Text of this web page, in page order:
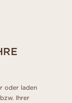
oder laden
Ihrer